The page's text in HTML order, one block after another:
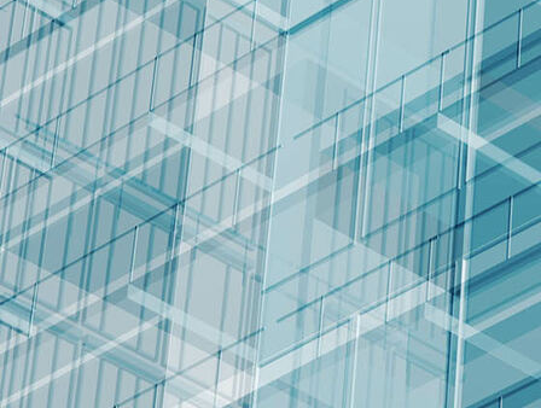
rollstuhltransport-exklusiv-ambiente-berlin